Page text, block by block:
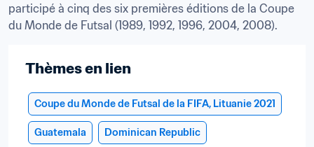
participé à cinq des six premières éditions de la Coupe
du Monde de Futsal (1989, 1992, 1996, 2004, 2008).
Thèmes en lien
Coupe du Monde de Futsal de la FIFA, Lituanie 2021
Guatemala Dominican Republic